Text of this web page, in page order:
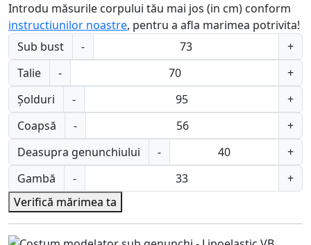
Introdu măsurile corpului tău mai jos (in cm) conform
instructiunilor noastre, pentru a afla marimea potrivita!
Sub bust
-
+
Talie
-
+
Șolduri
-
+
Coapsă
-
+
Deasupra genunchiului
-
+
Gambă
-
+
Verifică mărimea ta